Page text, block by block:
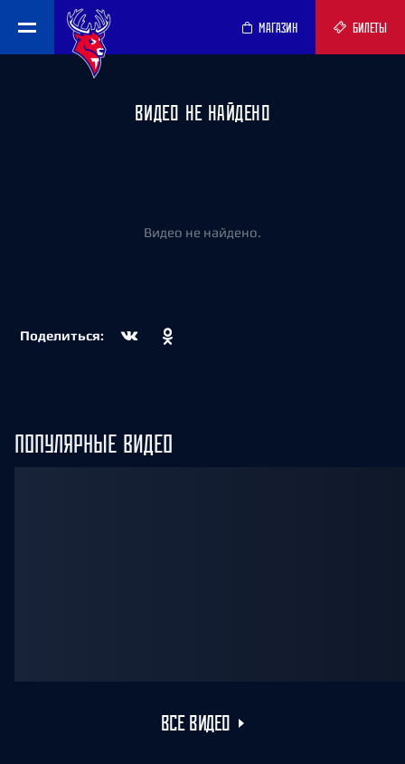
МАГАЗИН БИЛЕТЫ
ВИДЕО НЕ НАЙДЕНО
Видео не найдено.
Поделиться:
ПОПУЛЯРНЫЕ ВИДЕО
ВСЕ ВИДЕО